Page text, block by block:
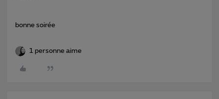
bonne soirée
1 personne aime